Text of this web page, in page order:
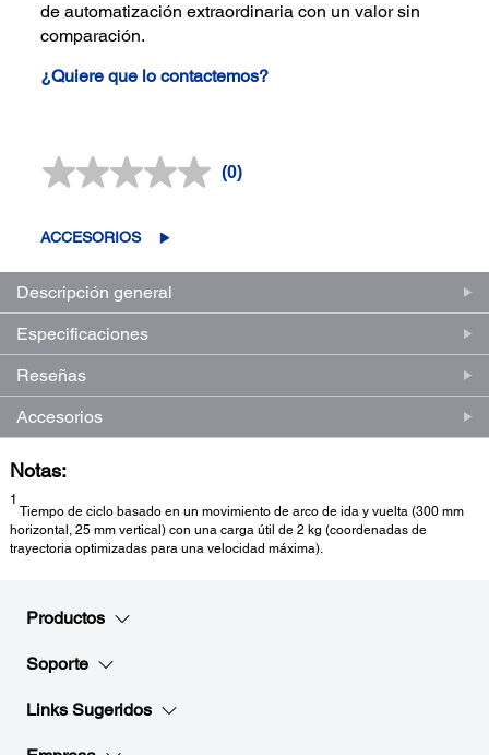
de automatización extraordinaria con un valor sin
comparación.
¿Quiere que lo contactemos?
Sin
misma
(0)
ACCESORIOS
Descripción general
Especificaciones
Reseñas
Accesorios
Notas:
1
Tiempo de ciclo basado en un movimiento de arco de ida y vuelta (300 mm
horizontal, 25 mm vertical) con una carga útil de 2 kg (coordenadas de
trayectoria optimizadas para una velocidad máxima).
Productos
Soporte
Links Sugeridos